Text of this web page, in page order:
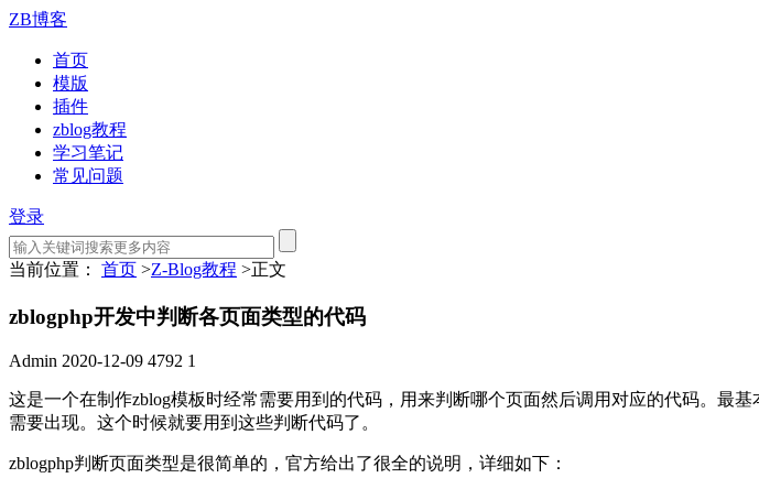
ZB博客
首页
模版
插件
zblog教程
学习笔记
常见问题
登录
当前位置： 首页 >Z-Blog教程 >正文
zblogphp开发中判断各页面类型的代码
Admin 2020-12-09 4792 1
这是一个在制作zblog模板时经常需要用到的代码，用来判断哪个页面然后调用对应的代码。最
需要出现。这个时候就要用到这些判断代码了。
zblogphp判断页面类型是很简单的，官方给出了很全的说明，详细如下：